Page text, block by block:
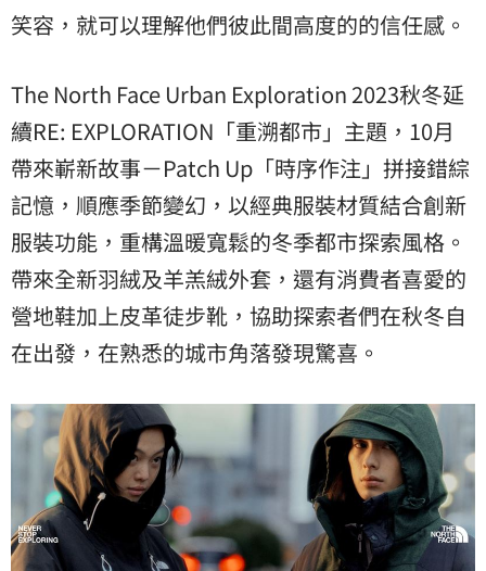
笑容，就可以理解他們彼此間高度的的信任感。
The North Face Urban Exploration 2023秋冬延
續RE: EXPLORATION「重溯都市」主題，10月
帶來嶄新故事－Patch Up「時序作注」拼接錯綜
記憶，順應季節變幻，以經典服裝材質結合創新
服裝功能，重構溫暖寬鬆的冬季都市探索風格。
帶來全新羽絨及羊羔絨外套，還有消費者喜愛的
營地鞋加上皮革徒步靴，協助探索者們在秋冬自
在出發，在熟悉的城市角落發現驚喜。